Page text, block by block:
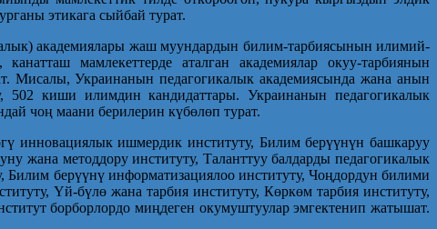
этикага сыйбай турат.
академиялары жаш муундардын билим-тарбиясынын илимий-
мамлекеттерде аталган академиялар окуу-тарбиянын
Мисалы, Украинанын педагогикалык академиясында жана анын
502 киши илимдин кандидаттары. Украинанын педаго­гикалык
чоң маани берилерин күбөлөп турат.
инновациялык ишмердик институту, Билим берүүнүн башкаруу
жана методдору институту, Таланттуу балдарды педагогикалык
Билим берүүнү информатизациялоо институту, Чоңдордун билими
Үй-бүлө жана тарбия институту, Көркөм тарбия институту,
борборлордо миңдеген окумуштуулар эмгектенип жатышат.